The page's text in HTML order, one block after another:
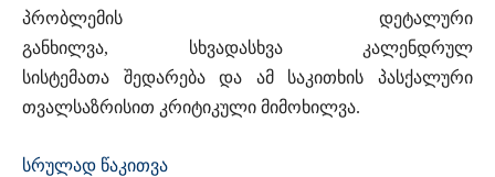
პრობლემის დეტალური
განხილვა, სხვადასხვა კალენდრულ
სისტემათა შედარება და ამ საკითხის პასქალური
თვალსაზრისით კრიტიკული მიმოხილვა.
სრულად წაკითვა